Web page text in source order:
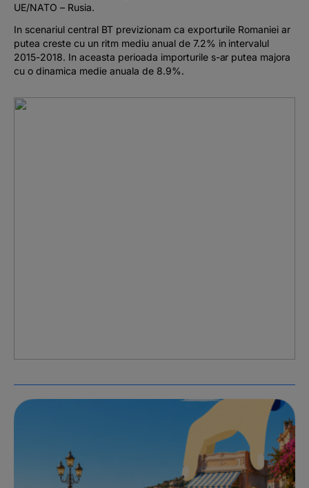
UE/NATO – Rusia.
In scenariul central BT previzionam ca exporturile Romaniei ar
putea creste cu un ritm mediu anual de 7.2% in intervalul
2015-2018. In aceasta perioada importurile s-ar putea majora
cu o dinamica medie anuala de 8.9%.